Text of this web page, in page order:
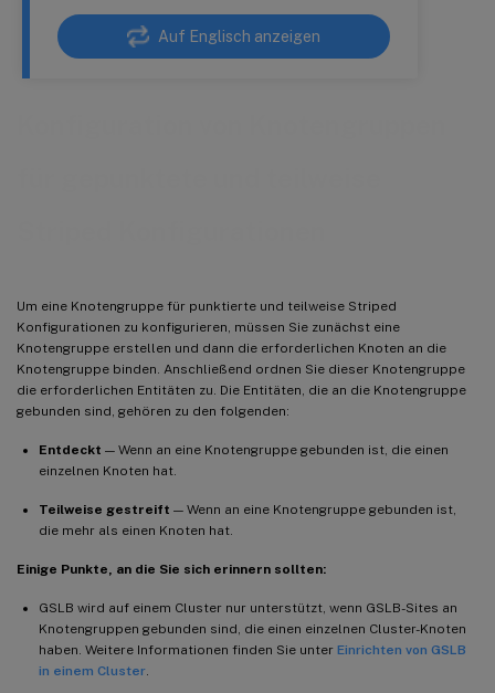
Auf Englisch anzeigen
Um eine Knotengruppe für punktierte und teilweise Striped
Konfigurationen zu konfigurieren, müssen Sie zunächst eine
Knotengruppe erstellen und dann die erforderlichen Knoten an die
Knotengruppe binden. Anschließend ordnen Sie dieser Knotengruppe
die erforderlichen Entitäten zu. Die Entitäten, die an die Knotengruppe
gebunden sind, gehören zu den folgenden:
Entdeckt — Wenn an eine Knotengruppe gebunden ist, die einen
einzelnen Knoten hat.
Teilweise gestreift — Wenn an eine Knotengruppe gebunden ist,
die mehr als einen Knoten hat.
Einige Punkte, an die Sie sich erinnern sollten:
GSLB wird auf einem Cluster nur unterstützt, wenn GSLB-Sites an
Knotengruppen gebunden sind, die einen einzelnen Cluster-Knoten
haben. Weitere Informationen finden Sie unter Einrichten von GSLB
in einem Cluster